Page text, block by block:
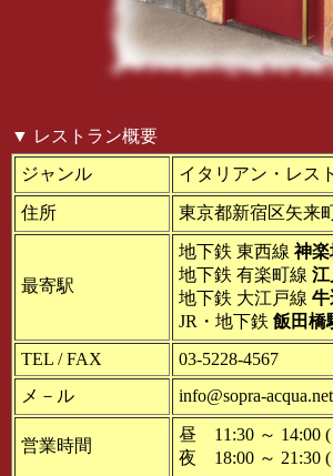
▼ レストラン概要
ジャンル
イタリアン・レス
住所 東京都新宿区矢来
最寄駅
地下鉄 東西線神
地下鉄 有楽町線 江
地下鉄 大江戸線 牛
JR・地下鉄 飯田橋
TEL / FAX
03-5228-4567
メ－ル
info@sopra-acqua.net
営業時間
昼 11:30 ～ 14:00 (
夜 18:00 ～ 21:30 (